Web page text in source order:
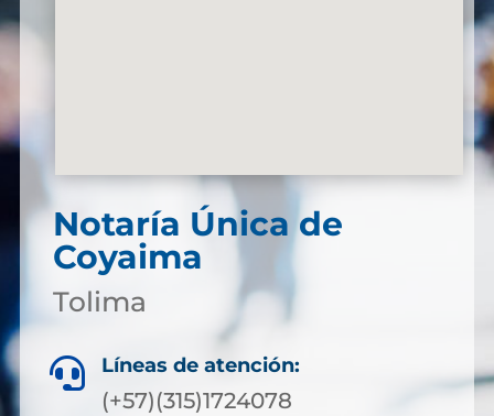
Notaría Única de
Coyaima
Tolima
 Líneas de atención:
(+57)(315)1724078